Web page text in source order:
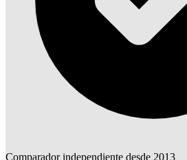
Comparador independiente desde 2013